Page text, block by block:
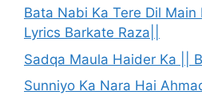
Bata Nabi Ka Tere Dil Main
Lyrics Barkate Raza||
Sadqa Maula Haider Ka ||
Sunniyo Ka Nara Hai